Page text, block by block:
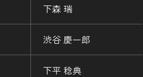
下森 瑞
渋谷 慶一郎
下平 稔典